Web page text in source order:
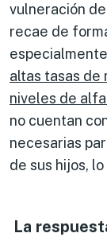
vulneración
recae de
altas tasas de
niveles de
no cuentan
necesarias
de sus hijos,
La